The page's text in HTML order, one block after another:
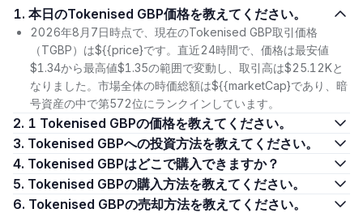
1. 本日のTokenised GBP価格を教えてください。
2026年8月7日時点で、現在のTokenised GBP取引価格
（TGBP）は${{price}です。直近24時間で、価格は最安値
$1.34から最高値$1.35の範囲で変動し、取引高は$25.12Kと
なりました。市場全体の時価総額は${{marketCap}であり、暗
号資産の中で第572位にランクインしています。
2. 1 Tokenised GBPの価格を教えてください。
3. Tokenised GBPへの投資方法を教えてください。
4. Tokenised GBPはどこで購入できますか？
5. Tokenised GBPの購入方法を教えてください。
6. Tokenised GBPの売却方法を教えてください。